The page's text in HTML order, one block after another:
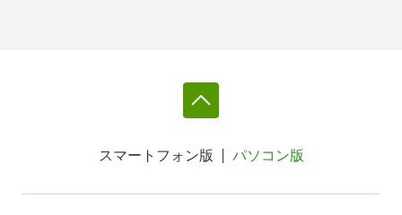
スマートフォン版 パソコン版